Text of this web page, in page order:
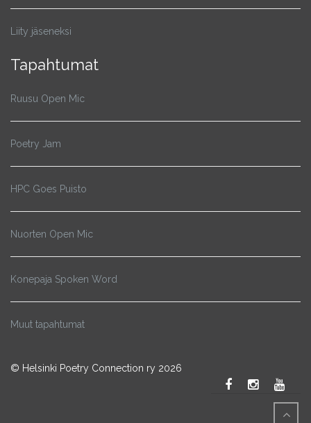
Liity jäseneksi
Tapahtumat
Ruusu Open Mic
Poetry Jam
HPC Goes Puisto
Nuorten Open Mic
Konepaja Spoken Word
Muut tapahtumat
© Helsinki Poetry Connection ry 2026